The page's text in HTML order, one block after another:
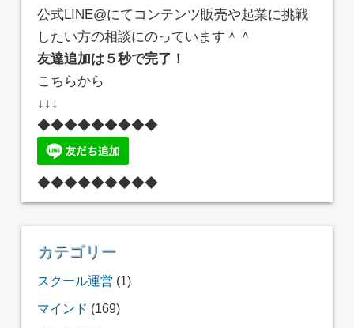
公式LINE@にてコンテンツ販売や起業に挑戦
したい方の相談にのっています＾＾
友達追加は５秒で完了！
こちらから
↓↓↓
◆◆◆◆◆◆◆◆◆
◆◆◆◆◆◆◆◆◆
カテゴリー
スクール運営 (1)
マインド (169)